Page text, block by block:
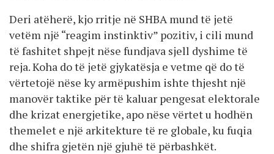
Deri atëherë, kjo rritje në SHBA mund të jetë
vetëm një “reagim instinktiv” pozitiv, i cili mund
të fashitet shpejt nëse fundjava sjell dyshime të
reja. Koha do të jetë gjykatësja e vetme që do të
vërtetojë nëse ky armëpushim ishte thjesht një
manovër taktike për të kaluar pengesat elektorale
dhe krizat energjetike, apo nëse vërtet u hodhën
themelet e një arkitekture të re globale, ku fuqia
dhe shifra gjetën një gjuhë të përbashkët.